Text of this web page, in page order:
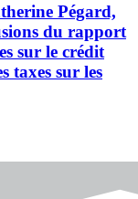
Pégard,
du rapport
sur le crédit
taxes sur les